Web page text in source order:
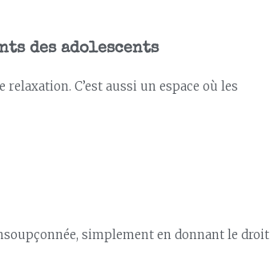
des adolescents
C’est aussi un espace où les
simplement en donnant le droit